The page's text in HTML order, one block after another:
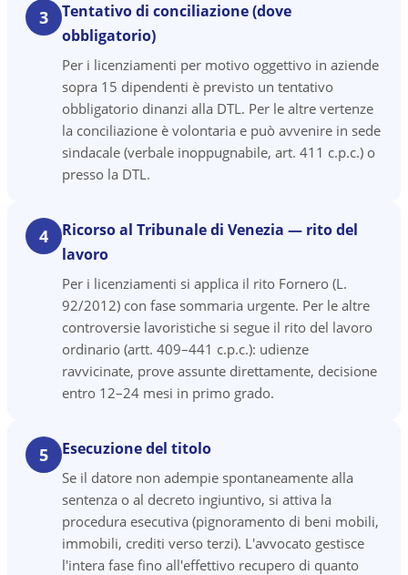
3
Tentativo di conciliazione (dove
obbligatorio)
Per i licenziamenti per motivo oggettivo in aziende
sopra 15 dipendenti è previsto un tentativo
obbligatorio dinanzi alla DTL. Per le altre vertenze
la conciliazione è volontaria e può avvenire in sede
sindacale (verbale inoppugnabile, art. 411 c.p.c.) o
presso la DTL.
4
Ricorso al Tribunale di Venezia — rito del
lavoro
Per i licenziamenti si applica il rito Fornero (L.
92/2012) con fase sommaria urgente. Per le altre
controversie lavoristiche si segue il rito del lavoro
ordinario (artt. 409–441 c.p.c.): udienze
ravvicinate, prove assunte direttamente, decisione
entro 12–24 mesi in primo grado.
5 Esecuzione del titolo
Se il datore non adempie spontaneamente alla
sentenza o al decreto ingiuntivo, si attiva la
procedura esecutiva (pignoramento di beni mobili,
immobili, crediti verso terzi). L'avvocato gestisce
l'intera fase fino all'effettivo recupero di quanto